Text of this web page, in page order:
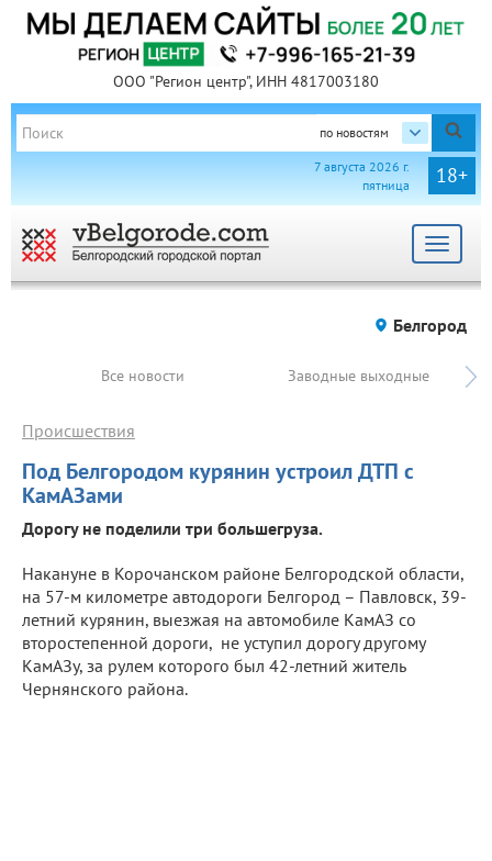
ООО "Регион центр", ИНН 4817003180
по новостям
18+
7 августа 2026 г.
пятница
Toggle
Белгород
Все новости Заводные выходные
Под Белгородом курянин устроил ДТП с
КамАЗами
Происшествия
Дорогу не поделили три большегруза.
Накануне в Корочанском районе Белгородской области,
на 57-м километре автодороги Белгород – Павловск, 39-
летний курянин, выезжая на автомобиле КамАЗ со
второстепенной дороги, не уступил дорогу другому
КамАЗу, за рулем которого был 42-летний житель
Чернянского района.